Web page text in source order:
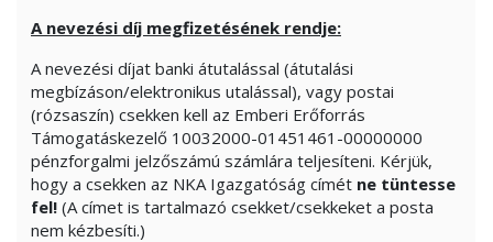
A nevezési díj megfizetésének rendje:
A nevezési díjat banki átutalással (átutalási
megbízáson/elektronikus utalással), vagy postai
(rózsaszín) csekken kell az Emberi Erőforrás
Támogatáskezelő 10032000-01451461-00000000
pénzforgalmi jelzőszámú számlára teljesíteni. Kérjük,
hogy a csekken az NKA Igazgatóság címét ne tüntesse
fel! (A címet is tartalmazó csekket/csekkeket a posta
nem kézbesíti.)